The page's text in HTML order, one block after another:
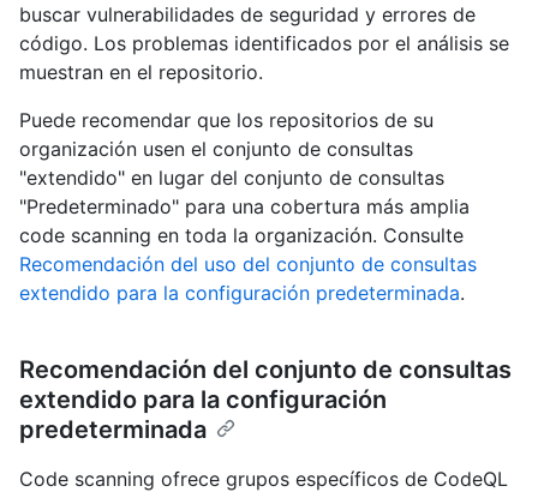
buscar vulnerabilidades de seguridad y errores de
código. Los problemas identificados por el análisis se
muestran en el repositorio.
Puede recomendar que los repositorios de su
organización usen el conjunto de consultas
"extendido" en lugar del conjunto de consultas
"Predeterminado" para una cobertura más amplia
code scanning en toda la organización. Consulte
Recomendación del uso del conjunto de consultas
extendido para la configuración predeterminada.
Recomendación del conjunto de consultas
extendido para la configuración
predeterminada
Code scanning ofrece grupos específicos de CodeQL